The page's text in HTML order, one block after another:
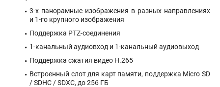
3-х панорамные изображения в разных направлениях
и 1-го крупного изображения
Поддержка PTZ-соединения
1-канальный аудиовход и 1-канальный аудиовыход
Поддержка сжатия видео H.265
Встроенный слот для карт памяти, поддержка Micro SD
/ SDHC / SDXC, до 256 ГБ